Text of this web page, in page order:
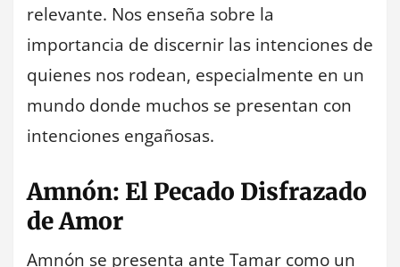
relevante. Nos enseña sobre la
importancia de discernir las intenciones de
quienes nos rodean, especialmente en un
mundo donde muchos se presentan con
intenciones engañosas.
Amnón: El Pecado Disfrazado
de Amor
Amnón se presenta ante Tamar como un